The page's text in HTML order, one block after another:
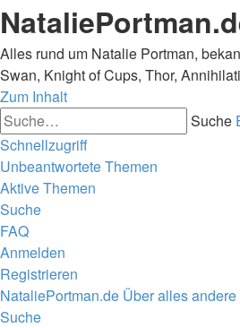
Alles rund um Natalie Portman,
Swan, Knight of Cups, Thor,
Zum Inhalt
Suche
Schnellzugriff
Unbeantwortete Themen
Aktive Themen
Suche
FAQ
Anmelden
Registrieren
NataliePortman.de Über alles andere
Suche